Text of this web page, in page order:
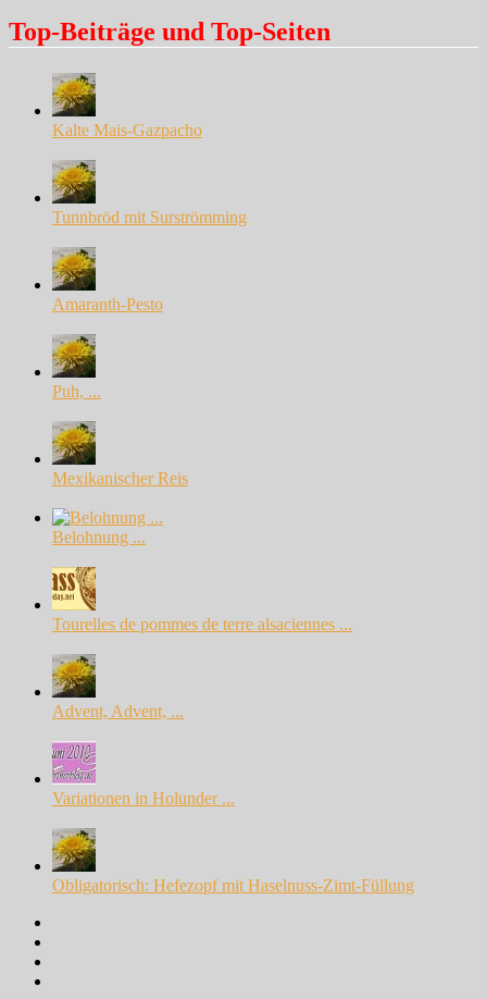
Top-Beiträge und Top-Seiten
Kalte Mais-Gazpacho
Tunnbröd mit Surströmming
Amaranth-Pesto
Puh, ...
Mexikanischer Reis
Belohnung ...
Tourelles de pommes de terre alsaciennes ...
Advent, Advent, ...
Variationen in Holunder ...
Obligatorisch: Hefezopf mit Haselnuss-Zimt-Füllung